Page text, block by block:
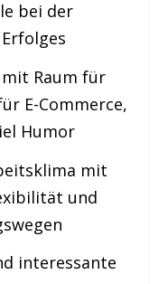
bei der
mit Raum für
E-Commerce,
Humor
mit
und
interessante